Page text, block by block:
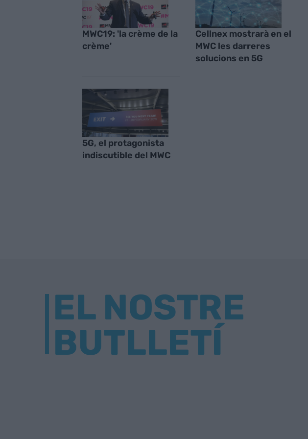
MWC19: 'la crème de la
crème'
Cellnex mostrarà en el
MWC les darreres
solucions en 5G
5G, el protagonista
indiscutible del MWC
EL NOSTRE
BUTLLETÍ